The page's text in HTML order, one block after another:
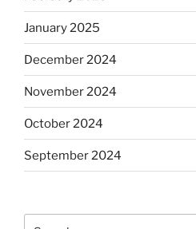
January 2025
December 2024
November 2024
October 2024
September 2024